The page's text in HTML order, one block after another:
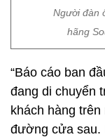
Người đàn
hãng
“Báo cáo ban
đang di chuyển
khách hàng
đường cửa sau.